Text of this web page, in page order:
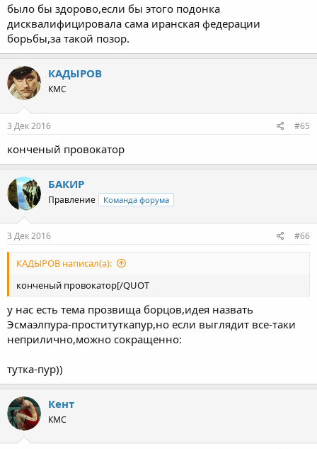
было бы здорово,если бы этого подонка
дисквалифицировала сама иранская федерации
борьбы,за такой позор.
КАДЫРОВ
КМС
3 Дек 2016 #65
конченый провокатор
БАКИР
Правление Команда форума
3 Дек 2016 #66
КАДЫРОВ написал(а):
конченый провокатор[/QUOT
у нас есть тема прозвища борцов,идея назвать
Эсмаэлпура-проституткапур,но если выглядит все-таки
неприлично,можно сокращенно:
тутка-пур))
Кент
КМС